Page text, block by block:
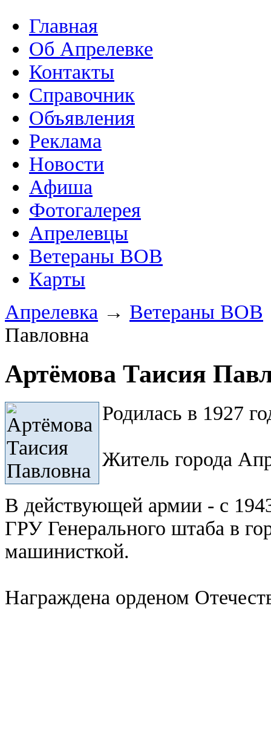
Главная
Об Апрелевке
Контакты
Справочник
Объявления
Реклама
Новости
Афиша
Фотогалерея
Апрелевцы
Ветераны ВОВ
Карты
Апрелевка → Ветераны ВОВ
Павловна
Артёмова Таисия
Родилась в 1927
Житель города
В действующей армии - с
ГРУ Генерального штаба в
машинисткой.
Награждена орденом